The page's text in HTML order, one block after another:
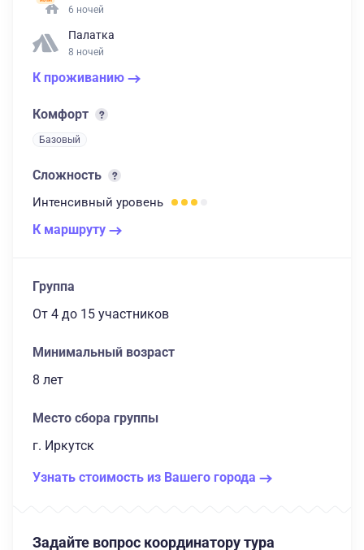
6 ночей
Палатка
8 ночей
К проживанию
Комфорт
Базовый
Сложность
Интенсивный уровень
К маршруту
Группа
От 4 до 15 участников
Минимальный возраст
8 лет
Место сбора группы
г. Иркутск
Узнать стоимость из Вашего города
Задайте вопрос координатору тура